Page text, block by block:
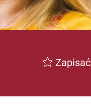
Zapisać